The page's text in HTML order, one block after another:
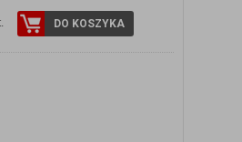
DO KOSZYKA